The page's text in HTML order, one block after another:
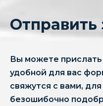
Отправить
Вы можете прислать
удобной для вас
свяжутся с вами,
безошибочно